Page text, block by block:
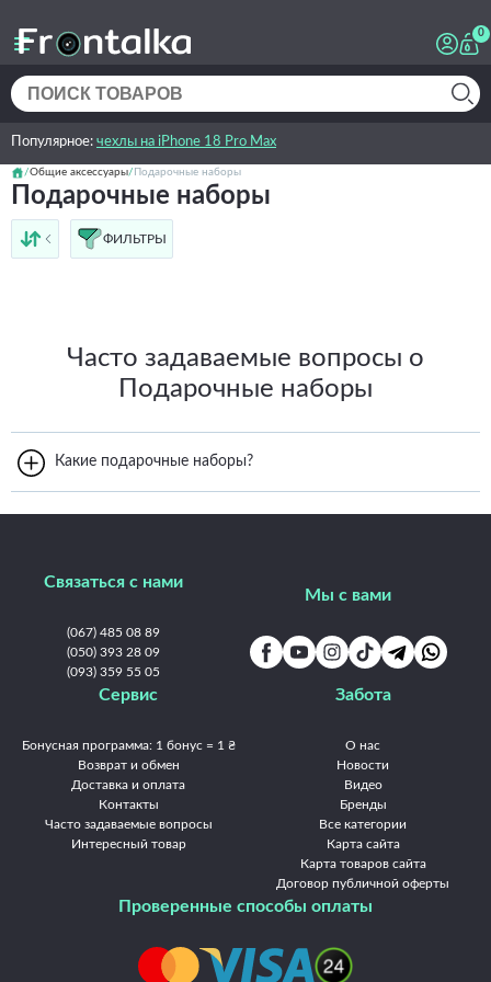
0
Популярное: чехлы на iPhone 18 Pro Max
Общие аксессуары Подарочные наборы
Подарочные наборы
ФИЛЬТРЫ
Часто задаваемые вопросы о
Подарочные наборы
Какие подарочные наборы?
Связаться с нами
(067) 485 08 89
(050) 393 28 09
(093) 359 55 05
Мы с вами
Сервис
Бонусная программа: 1 бонус = 1 ₴
Возврат и обмен
Доставка и оплата
Контакты
Часто задаваемые вопросы
Интересный товар
Забота
О нас
Новости
Видео
Бренды
Все категории
Карта сайта
Карта товаров сайта
Договор публичной оферты
Проверенные способы оплаты